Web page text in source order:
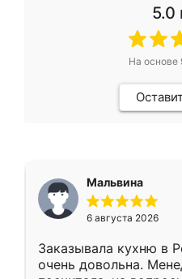
5.0
На основе
Мальвина
6 августа 2026
Заказывала кухню в
очень довольна.